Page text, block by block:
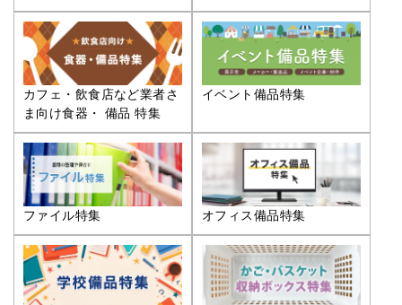
カフェ・飲食店など業者さ
ま向け食器・ 備品 特集
イベント備品特集
ファイル特集 オフィス備品特集